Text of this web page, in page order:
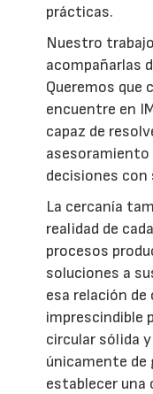
prácticas.
Nuestro
acompañarlas
Queremos que
encuentre en
capaz de
decisiones con
La cercanía
realidad de
procesos
soluciones a
esa relación
imprescindible
circular sólida
únicamente de
establecer una